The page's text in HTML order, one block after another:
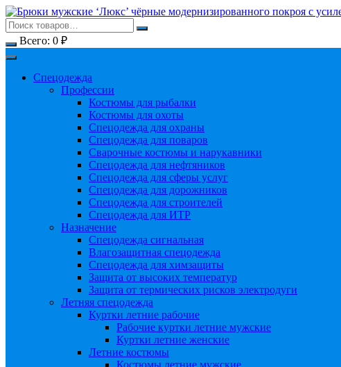
Перейти
к
содержимому
Всего: 0 ₽
Спецодежда
Профессии
Костюмы для рыбалки
Костюмы для охоты
Спецодежда для охраны
Спецодежда для поваров
Сварочные костюмы и нарукавники
Спецодежда для нефтяников
Спецодежда для сферы услуг
Спецодежда для дорожников
Спецодежда для строителей
Спецодежда для ИТР
Назначение
Спецодежда сигнальная
Влагозащитная спецодежда
Спецодежда для химзащиты
Защита от высоких температур
Защита от термических рисков электродуги
Летняя спецодежда
Куртки летние рабочие
Рабочие куртки летние мужские
Куртки летние женские
Летние костюмы
Костюмы летние мужские